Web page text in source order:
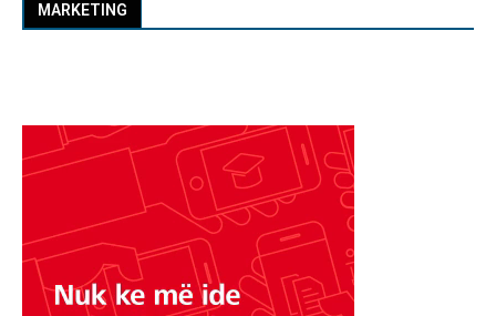
MARKETING